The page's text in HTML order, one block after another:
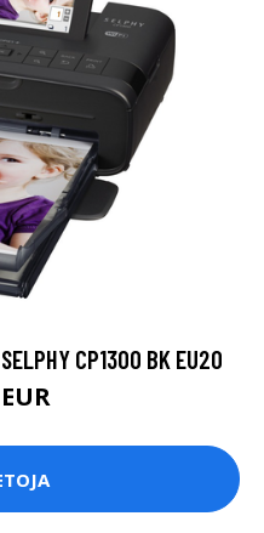
CP1300 BK EU20